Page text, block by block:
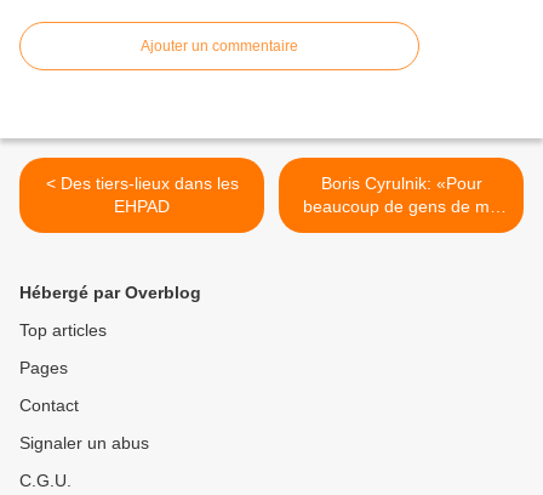
Ajouter un commentaire
< Des tiers-lieux dans les
EHPAD
Boris Cyrulnik: «Pour
beaucoup de gens de ma
génération, l’âge a été un
Hébergé par Overblog
Top articles
Pages
Contact
Signaler un abus
C.G.U.